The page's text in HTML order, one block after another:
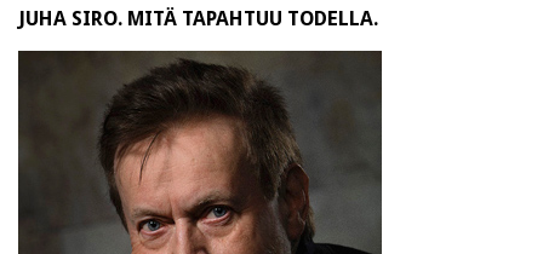
JUHA SIRO. MITÄ TAPAHTUU TODELLA.